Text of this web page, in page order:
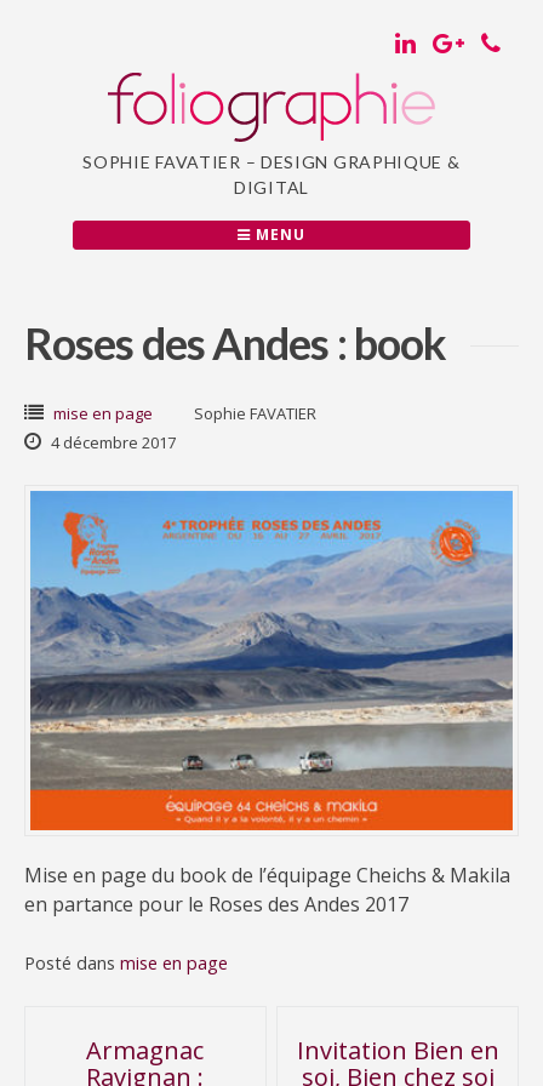
SOPHIE FAVATIER – DESIGN GRAPHIQUE &
DIGITAL
MENU
Roses des Andes : book
mise en page
Sophie FAVATIER
4 décembre 2017
Mise en page du book de l’équipage Cheichs & Makila
en partance pour le Roses des Andes 2017
Posté dans mise en page
Navigation
Armagnac
Ravignan :
Invitation Bien en
soi, Bien chez soi